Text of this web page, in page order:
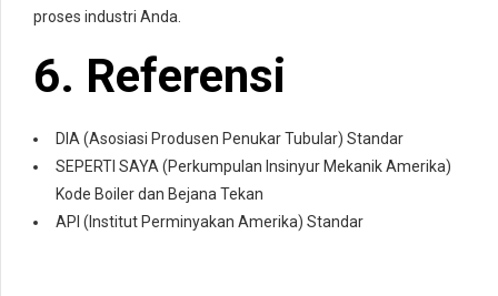
proses industri Anda.
6. Referensi
DIA (Asosiasi Produsen Penukar Tubular) Standar
SEPERTI SAYA (Perkumpulan Insinyur Mekanik Amerika)
Kode Boiler dan Bejana Tekan
API (Institut Perminyakan Amerika) Standar